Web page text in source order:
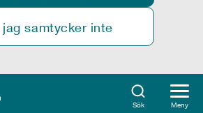
jag samtycker inte
Sök Meny